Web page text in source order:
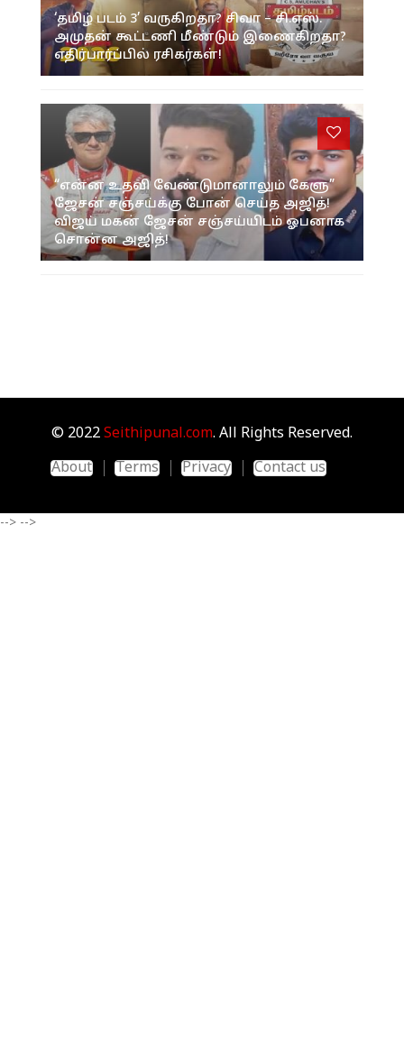
‘தமிழ் படம் 3’ வருகிறதா? சிவா – சி.எஸ்.
அமுதன் கூட்டணி மீண்டும் இணைகிறதா?
எதிர்பார்ப்பில் ரசிகர்கள்!
“என்ன உதவி வேண்டுமானாலும் கேளு”
ஜேசன் சஞ்சய்க்கு போன் செய்த அஜித்!
விஜய் மகன் ஜேசன் சஞ்சய்யிடம் ஓபனாக
சொன்ன அஜித்!
© 2022 Seithipunal.com. All Rights Reserved.
About
Terms Privacy Contact us
--> -->